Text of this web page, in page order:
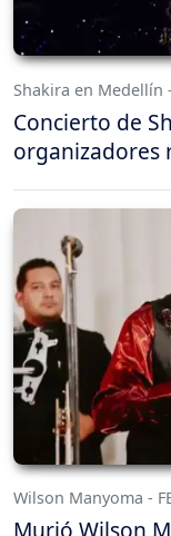
Shakira en Medellín
Concierto de
organizadores
Wilson Manyoma -
Murió Wilson